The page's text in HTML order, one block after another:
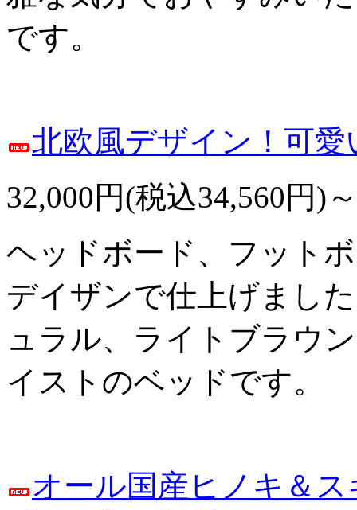
です。
北欧風デザイン！可
32,000円(税込34,560円)～
ヘッドボード、フット
デイザンで仕上げまし
ュラル、ライトブラウ
イストのベッドです。
オール国産ヒノキ＆